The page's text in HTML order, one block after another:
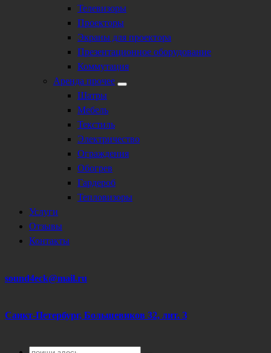
Телевизоры
Проекторы
Экраны для проектора
Презентационное оборудование
Коммутация
Аренда прочее
Шатры
Мебель
Текстиль
Электричество
Ограждения
Обогрев
Гардероб
Тепловизоры
Услуги
Отзывы
Контакты
sound4eck@mail.ru
Санкт-Петербург, Большевиков 32, лит. З